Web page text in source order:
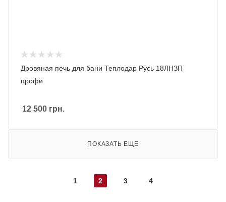
Дровяная печь для бани Теплодар Русь 18ЛНЗП
профи
12 500 грн.
ПОКАЗАТЬ ЕЩЕ
1 2 3 4